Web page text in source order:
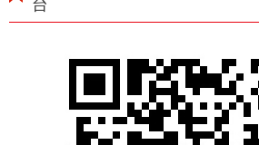
台